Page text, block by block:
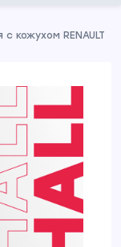
кожухом RENAULT